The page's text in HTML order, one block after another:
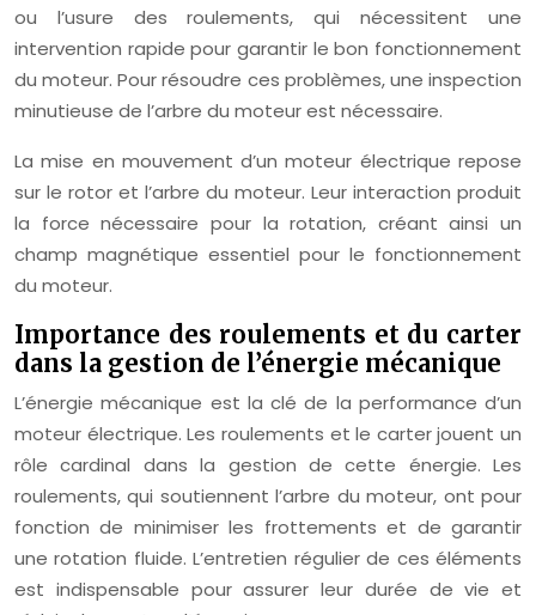
ou l’usure des roulements, qui nécessitent une
intervention rapide pour garantir le bon fonctionnement
du moteur. Pour résoudre ces problèmes, une inspection
minutieuse de l’arbre du moteur est nécessaire.
La mise en mouvement d’un moteur électrique repose
sur le rotor et l’arbre du moteur. Leur interaction produit
la force nécessaire pour la rotation, créant ainsi un
champ magnétique essentiel pour le fonctionnement
du moteur.
Importance des roulements et du carter
dans la gestion de l’énergie mécanique
L’énergie mécanique est la clé de la performance d’un
moteur électrique. Les roulements et le carter jouent un
rôle cardinal dans la gestion de cette énergie. Les
roulements, qui soutiennent l’arbre du moteur, ont pour
fonction de minimiser les frottements et de garantir
une rotation fluide. L’entretien régulier de ces éléments
est indispensable pour assurer leur durée de vie et